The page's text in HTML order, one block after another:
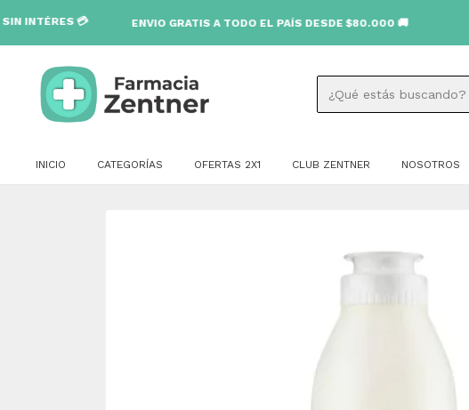
💳 ENVIO GRATIS A TODO EL PAÍS DESDE $80.000 🚚
INICIO CATEGORÍAS OFERTAS 2X1 CLUB ZENTNER NOSOTROS